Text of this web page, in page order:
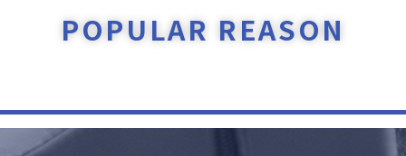
POPULAR REASON